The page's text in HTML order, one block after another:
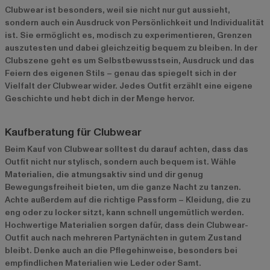
Clubwear ist besonders, weil sie nicht nur gut aussieht,
sondern auch ein Ausdruck von Persönlichkeit und Individualität
ist. Sie ermöglicht es, modisch zu experimentieren, Grenzen
auszutesten und dabei gleichzeitig bequem zu bleiben. In der
Clubszene geht es um Selbstbewusstsein, Ausdruck und das
Feiern des eigenen Stils – genau das spiegelt sich in der
Vielfalt der Clubwear wider. Jedes Outfit erzählt eine eigene
Geschichte und hebt dich in der Menge hervor.
Kaufberatung für Clubwear
Beim Kauf von Clubwear solltest du darauf achten, dass das
Outfit nicht nur stylisch, sondern auch bequem ist. Wähle
Materialien, die atmungsaktiv sind und dir genug
Bewegungsfreiheit bieten, um die ganze Nacht zu tanzen.
Achte außerdem auf die richtige Passform – Kleidung, die zu
eng oder zu locker sitzt, kann schnell ungemütlich werden.
Hochwertige Materialien sorgen dafür, dass dein Clubwear-
Outfit auch nach mehreren Partynächten in gutem Zustand
bleibt. Denke auch an die Pflegehinweise, besonders bei
empfindlichen Materialien wie Leder oder Samt.